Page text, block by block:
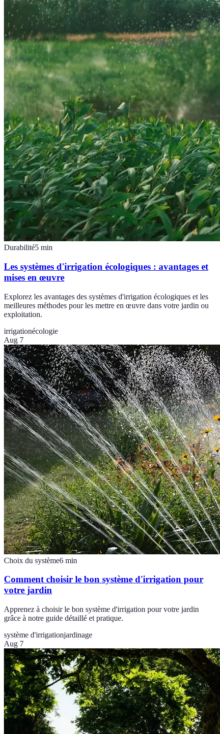
Durabilité5 min
Les systèmes d'irrigation écologiques : avantages et
mises en œuvre
Explorez les avantages des systèmes d'irrigation écologiques et les
meilleures méthodes pour les mettre en œuvre dans votre jardin ou
exploitation.
irrigationécologie
Aug 7
Choix du système6 min
Comment choisir le bon système d'irrigation pour
votre jardin
Apprenez à choisir le bon système d'irrigation pour votre jardin
grâce à notre guide détaillé et pratique.
système d'irrigationjardinage
Aug 7